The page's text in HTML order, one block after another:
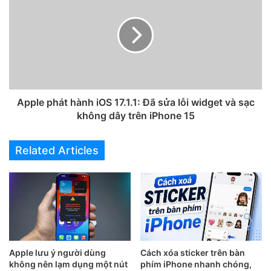
và mang lại cho bạn những lợi ích sau:
Ẩn đi nội dung tin nhắn trên màn hình khóa điện thoại
đọc được các nội dung quan trọng.
Bảo vệ quyền riêng tư của bạn.
Apple phát hành iOS 17.1.1: Đã sửa lỗi widget và sạc
không dây trên iPhone 15
Related Articles
Apple lưu ý người dùng
không nên lạm dụng một nút
Cách xóa sticker trên bàn
phím iPhone nhanh chóng,